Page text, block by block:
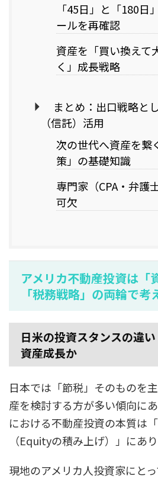
「45日」と「180日
ールを再確認
資産を「買い換えて
く」成長戦略
まとめ：出口戦略と
（信託）活用
次の世代へ資産を繋
策」の基礎知識
専門家（CPA・弁護
可欠
アメリカ不動産投資は「
「税務戦略」の両輪で考
日米の投資スタンスの違い
資産成長か
日本では「節税」そのものを
産を検討する方が多い傾向に
における不動産投資の本質は
（Equityの積み上げ）」にあり
現地のアメリカ人投資家にと